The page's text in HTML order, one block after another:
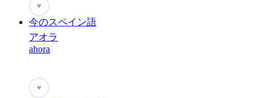
♥
今のスペイン語
アオラ
ahora
♥